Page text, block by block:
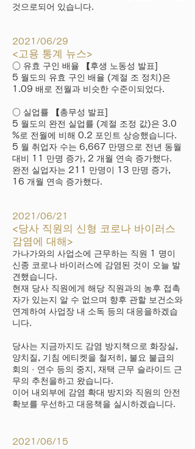
것으로되어 있습니다.
2021/06/29
<고용 통계 뉴스>
○ 유효 구인 배율 【후생 노동성 발표]
5 월도의 유효 구인 배율 (계절 조 정치)은
1.09 배로 전월과 비슷한 수준이되었다.
○ 실업률 【총무성 발표]
5 월도의 완전 실업률 (계절 조정 값)은 3.0
%로 전월에 비해 0.2 포인트 상승했습니다.
5 월 취업자 수는 6,667 만명으로 전년 동월
대비 11 만명 증가, 2 개월 연속 증가했다.
완전 실업자는 211 만명이 13 만명 증가,
16 개월 연속 증가했다.
2021/06/21
<당사 직원의 신형 코로나 바이러스
감염에 대해>
가나가와의 사업소에 근무하는 직원 1 명이
신종 코로나 바이러스에 감염된 것이 오늘 발
견했습니다.
현재 당사 직원에게 해당 직원과의 농후 접촉
자가 있는지 알 수 없으며 향후 관할 보건소와
연계하여 사업장 내 소독 등의 대응을하겠습
니다.
당사는 지금까지도 감염 방지책으로 화장실,
양치질, 기침 에티켓을 철저히, 불요 불급의
회의 · 연수 등의 중지, 재택 근무 슬라이드 근
무의 추천을하고 왔습니다.
이어 내외부에 감염 확대 방지와 직원의 안전
확보를 우선하고 대응책을 실시하겠습니다.
2021/06/15